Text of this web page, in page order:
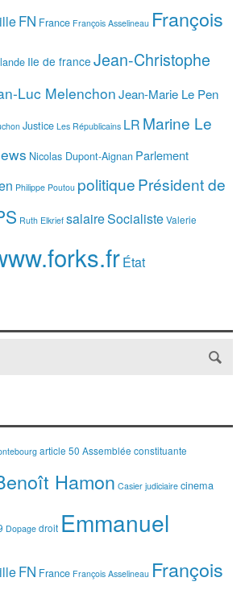
FN France François Asselineau François
Ile de france Jean-Christophe
Luc MelenchonJean-Marie Le Pen
Justice Les Républicains LR Marine Le
Nicolas Dupont-Aignan Parlement
Philippe Poutou politiquePrésident de
Ruth Elkrief salaireSocialisteValerie
État
article 50 Assemblée constituante
Hamon Casier judiciaire cinema
Dopage droit Emmanuel
FN France François Asselineau François